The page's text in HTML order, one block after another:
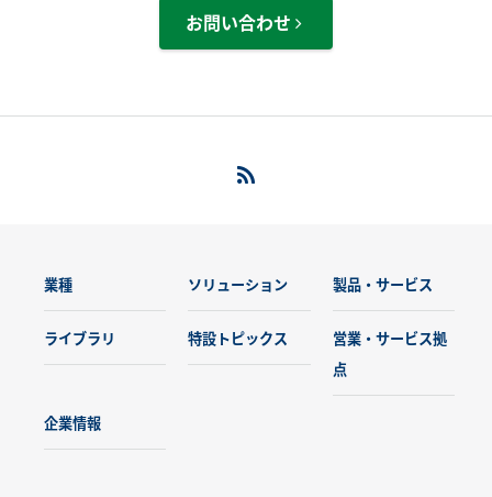
お問い合わせ
業種 ソリューション 製品・サービス
ライブラリ 特設トピックス
営業・サービス拠
点
企業情報